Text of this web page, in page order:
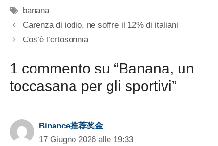
Tag
banana
Carenza di iodio, ne soffre il 12% di italiani
Cos’è l’ortosonnia
1 commento su “Banana, un
toccasana per gli sportivi”
Binance推荐奖金
17 Giugno 2026 alle 19:33